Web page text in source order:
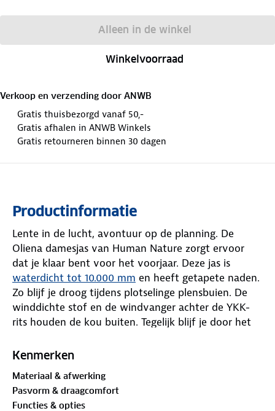
Alleen in de winkel
Winkelvoorraad
Verkoop en verzending door ANWB
Gratis thuisbezorgd vanaf 50,-
Gratis afhalen in ANWB Winkels
Gratis retourneren binnen 30 dagen
Productinformatie
Lente in de lucht, avontuur op de planning. De
Oliena damesjas van Human Nature zorgt ervoor
dat je klaar bent voor het voorjaar. Deze jas is
waterdicht tot 10.000 mm en heeft getapete naden.
Zo blijf je droog tijdens plotselinge plensbuien. De
winddichte stof en de windvanger achter de YKK-
rits houden de kou buiten. Tegelijk blijf je door het
inspanningen.
Een groot voordeel is dat je de jas kunt opvouwen
in zijn eigen binnenzak. De negen zakken bieden
Kenmerken
Materiaal & afwerking
Pasvorm & draagcomfort
Functies & opties